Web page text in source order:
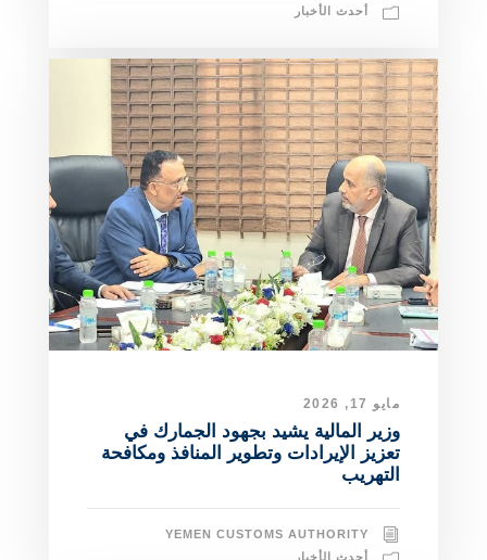
أحدث الأخبار
مايو 17, 2026
وزير المالية يشيد بجهود الجمارك في
تعزيز الإيرادات وتطوير المنافذ ومكافحة
التهريب
YEMEN CUSTOMS AUTHORITY
أحدث الأخبار